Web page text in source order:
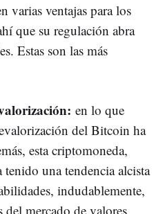
varias ventajas para los
que su regulación abra
Estas son las más
en lo que
del Bitcoin ha
esta criptomoneda,
una tendencia alcista
indudablemente,
del mercado de valores